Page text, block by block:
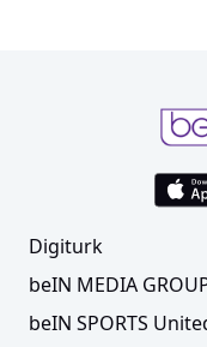
Digiturk
beIN MEDIA
beIN SPORTS